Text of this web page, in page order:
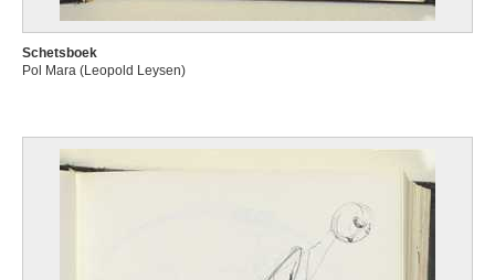
Schetsboek
Pol Mara (Leopold Leysen)